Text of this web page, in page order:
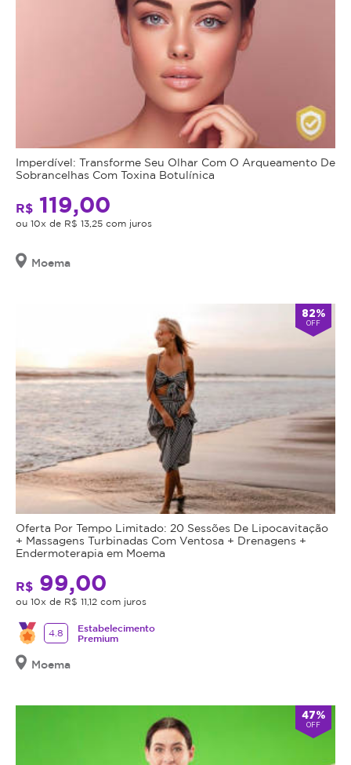
Imperdível: Transforme Seu Olhar Com O Arqueamento De
Sobrancelhas Com Toxina Botulínica
R$ 119,00
ou 10x de R$ 13,25 com juros
Moema
82%
OFF
Oferta Por Tempo Limitado: 20 Sessões De Lipocavitação
+ Massagens Turbinadas Com Ventosa + Drenagens +
Endermoterapia em Moema
R$ 99,00
ou 10x de R$ 11,12 com juros
4.8
Estabelecimento
Premium
Moema
47%
OFF